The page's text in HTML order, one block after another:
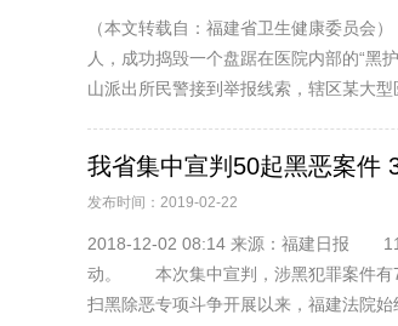
（本文转载自：福建省卫生健康委员
人，成功捣毁一个盘踞在医院内部的“
山派出所民警接到举报线索，辖区某大型
我省集中宣判50起黑恶案件
发布时间：2019-02-22
2018-12-02 08:14 来源：福建日报 11
动。 本次集中宣判，涉黑犯罪案件有7
扫黑除恶专项斗争开展以来，福建法院始